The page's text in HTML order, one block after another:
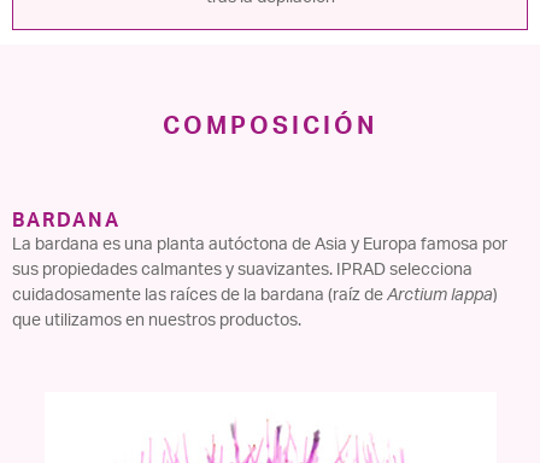
COMPOSICIÓN
BARDANA
La bardana es una planta autóctona de Asia y Europa famosa por
sus propiedades calmantes y suavizantes. IPRAD selecciona
cuidadosamente las raíces de la bardana (raíz de Arctium lappa)
que utilizamos en nuestros productos.